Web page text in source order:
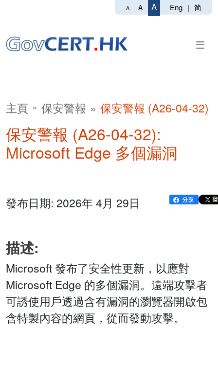
A A A Eng | 简
主頁 保安警報 保安警報 (A26-04-32)
保安警報 (A26-04-32):
Microsoft Edge 多個漏洞
發布日期: 2026年 4月 29日
描述:
Microsoft 發布了安全性更新，以應對
Microsoft Edge 的多個漏洞。遠端攻擊者
可誘使用戶透過含有漏洞的瀏覽器開啟包
含特製內容的網頁，從而發動攻擊。